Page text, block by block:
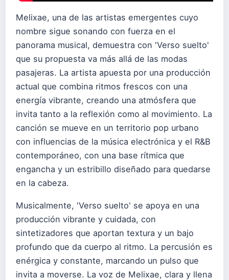
Melixae, una de las artistas emergentes cuyo
nombre sigue sonando con fuerza en el
panorama musical, demuestra con 'Verso suelto'
que su propuesta va más allá de las modas
pasajeras. La artista apuesta por una producción
actual que combina ritmos frescos con una
energía vibrante, creando una atmósfera que
invita tanto a la reflexión como al movimiento. La
canción se mueve en un territorio pop urbano
con influencias de la música electrónica y el R&B
contemporáneo, con una base rítmica que
engancha y un estribillo diseñado para quedarse
en la cabeza.
Musicalmente, 'Verso suelto' se apoya en una
producción vibrante y cuidada, con
sintetizadores que aportan textura y un bajo
profundo que da cuerpo al ritmo. La percusión es
enérgica y constante, marcando un pulso que
invita a moverse. La voz de Melixae, clara y llena